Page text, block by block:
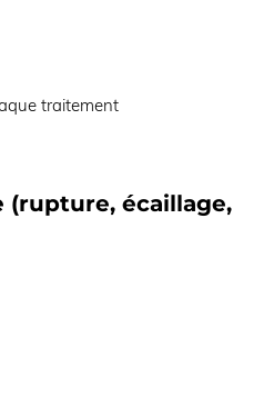
traitement
(rupture, écaillage,